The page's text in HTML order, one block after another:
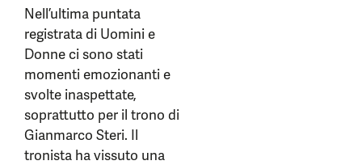
Nell’ultima puntata
registrata di Uomini e
Donne ci sono stati
momenti emozionanti e
svolte inaspettate,
soprattutto per il trono di
Gianmarco Steri. Il
tronista ha vissuto una